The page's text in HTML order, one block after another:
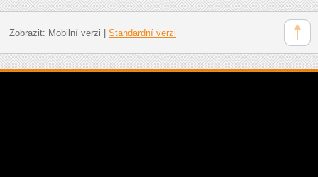
Zobrazit: Mobilní verzi Standardní verzi